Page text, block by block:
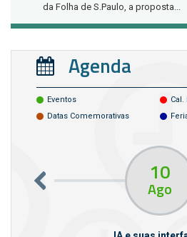
da Folha de S.Paulo, a proposta...
Agenda
Eventos
Datas Comemorativas
10
Ago